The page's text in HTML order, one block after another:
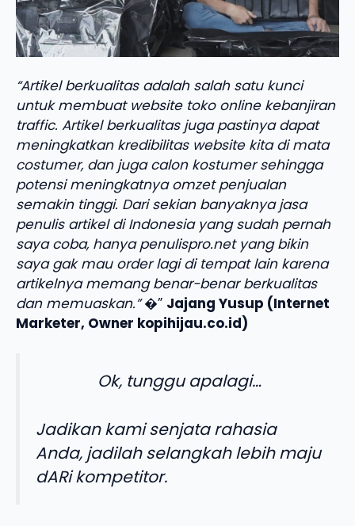
“Artikel berkualitas adalah salah satu kunci
untuk membuat website toko online kebanjiran
traffic. Artikel berkualitas juga pastinya dapat
meningkatkan kredibilitas website kita di mata
costumer, dan juga calon kostumer sehingga
potensi meningkatnya omzet penjualan
semakin tinggi. Dari sekian banyaknya jasa
penulis artikel di Indonesia yang sudah pernah
saya coba, hanya penulispro.net yang bikin
saya gak mau order lagi di tempat lain karena
artikelnya memang benar-benar berkualitas
dan memuaskan.”�” Jajang Yusup (Internet
Marketer, Owner kopihijau.co.id)
Ok, tunggu apalagi…
Jadikan kami senjata rahasia
Anda, jadilah selangkah lebih maju
dARi kompetitor.